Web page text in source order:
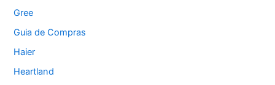
Gree
Guia de Compras
Haier
Heartland